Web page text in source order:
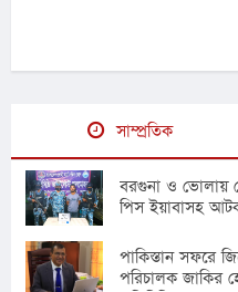
সাম্প্রতিক
বরগুনা ও ভোলায়
পিস ইয়াবাসহ
পাকিস্তান সফরে
পরিচালক জাকির